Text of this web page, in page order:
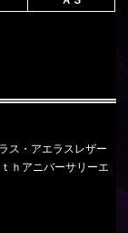
ス・アエラスレザー
ｈアニバーサリーエ